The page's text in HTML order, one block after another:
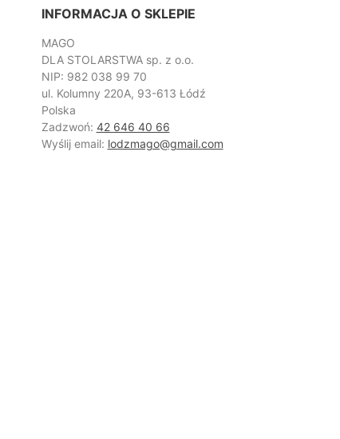
INFORMACJA O SKLEPIE
MAGO
DLA STOLARSTWA sp. z o.o.
NIP: 982 038 99 70
ul. Kolumny 220A, 93-613 Łódź
Polska
Zadzwoń: 42 646 40 66
Wyślij email: lodzmago@gmail.com